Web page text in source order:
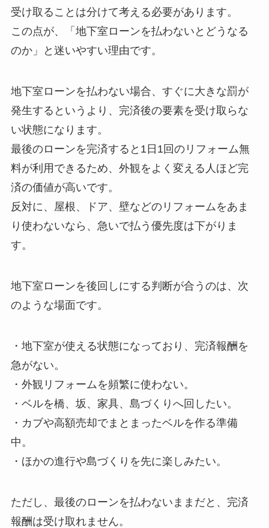
受け取ることは分けて考える必要があります。
この点が、「地下室ローンを払わないとどうなる
のか」と迷いやすい理由です。
地下室ローンを払わない場合、すぐに大きな罰が
発生するというより、完済後の要素を受け取らな
い状態になります。
最後のローンを完済すると1日1回のリフォーム無
料が利用できるため、外観をよく変える人ほど完
済の価値が高いです。
反対に、屋根、ドア、壁などのリフォームをあま
り使わないなら、急いで払う優先度は下がりま
す。
地下室ローンを後回しにする判断が合うのは、次
のような場面です。
・地下室が使える状態になっており、完済報酬を
急がない。
・外観リフォームを頻繁に使わない。
・ベルを橋、坂、家具、島づくりへ回したい。
・カブや高額売却でまとまったベルを作る準備
中。
・ほかの進行や島づくりを先に楽しみたい。
ただし、最後のローンを払わないままだと、完済
報酬は受け取れません。